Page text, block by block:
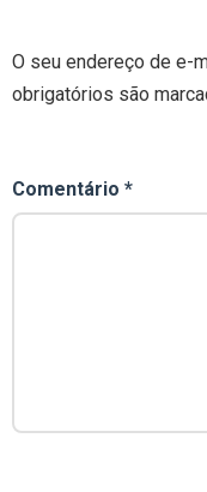
O seu endereço de e-
obrigatórios são
Comentário *